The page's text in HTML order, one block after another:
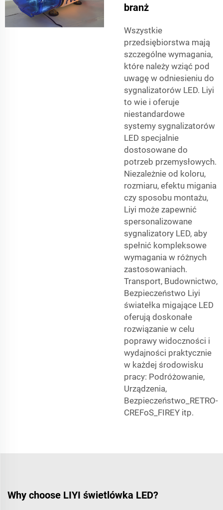
branż
Wszystkie
przedsiębiorstwa mają
szczególne wymagania,
które należy wziąć pod
uwagę w odniesieniu do
sygnalizatorów LED. Liyi
to wie i oferuje
niestandardowe
systemy sygnalizatorów
LED specjalnie
dostosowane do
potrzeb przemysłowych.
Niezależnie od koloru,
rozmiaru, efektu migania
czy sposobu montażu,
Liyi może zapewnić
spersonalizowane
sygnalizatory LED, aby
spełnić kompleksowe
wymagania w różnych
zastosowaniach.
Transport, Budownictwo,
Bezpieczeństwo Liyi
światełka migające LED
oferują doskonałe
rozwiązanie w celu
poprawy widoczności i
wydajności praktycznie
w każdej środowisku
pracy: Podróżowanie,
Urządzenia,
Bezpieczeństwo_RETRO-
CREFoS_FIREY itp.
Why choose LIYI świetlówka LED?